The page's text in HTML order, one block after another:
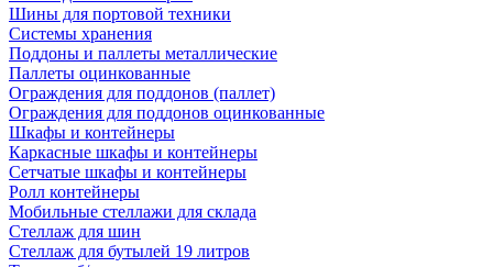
Шины для портовой техники
Системы хранения
Поддоны и паллеты металлические
Паллеты оцинкованные
Ограждения для поддонов (паллет)
Ограждения для поддонов оцинкованные
Шкафы и контейнеры
Каркасные шкафы и контейнеры
Сетчатые шкафы и контейнеры
Ролл контейнеры
Мобильные стеллажи для склада
Стеллаж для шин
Стеллаж для бутылей 19 литров